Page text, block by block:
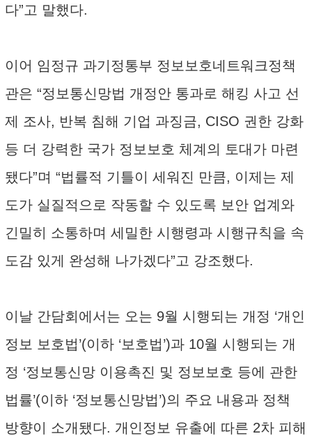
다”고 말했다.
이어 임정규 과기정통부 정보보호네트워크정책
관은 “정보통신망법 개정안 통과로 해킹 사고 선
제 조사, 반복 침해 기업 과징금, CISO 권한 강화
등 더 강력한 국가 정보보호 체계의 토대가 마련
됐다”며 “법률적 기틀이 세워진 만큼, 이제는 제
도가 실질적으로 작동할 수 있도록 보안 업계와
긴밀히 소통하며 세밀한 시행령과 시행규칙을 속
도감 있게 완성해 나가겠다”고 강조했다.
이날 간담회에서는 오는 9월 시행되는 개정 ‘개인
정보 보호법’(이하 ‘보호법’)과 10월 시행되는 개
정 ‘정보통신망 이용촉진 및 정보보호 등에 관한
법률’(이하 ‘정보통신망법’)의 주요 내용과 정책
방향이 소개됐다. 개인정보 유출에 따른 2차 피해